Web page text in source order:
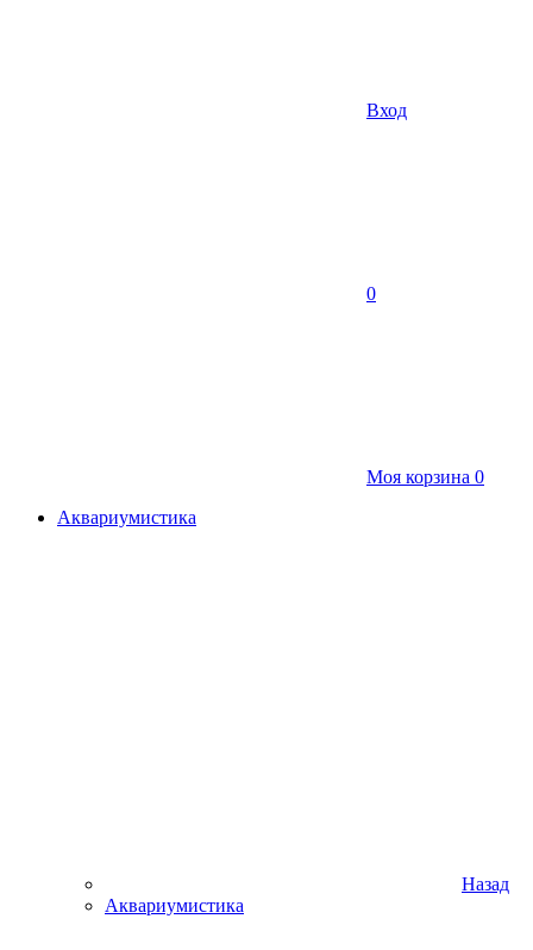
Вход
0
Моя корзина 0
Аквариумистика
Назад
Аквариумистика